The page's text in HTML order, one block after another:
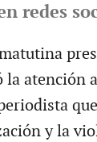
redes
atención
y la